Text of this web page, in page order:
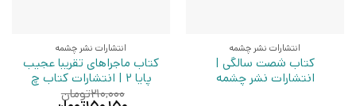
انتشارات نشر چشمه
کتاب شصت سالگی |
انتشارات نشر چشمه
انتشارات نشر چشمه
کتاب ماجراهای تقریبا عجیب
پایا 2 | انتشارات کتاب چ
۲۱۰,۰۰۰تومان